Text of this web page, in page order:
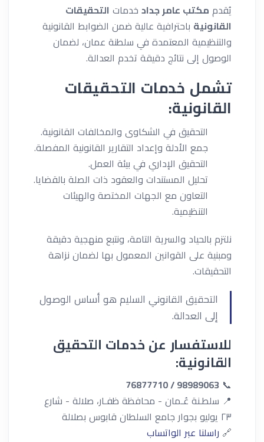
يُقدم مكتب عامر جداد خدمات التحقيقات
القانونية باحترافية عالية ضمن الضوابط القانونية
والتنظيمية المعتمدة في سلطنة عمان، لضمان
الوصول إلى نتائج دقيقة تخدم العدالة.
تشمل خدمات التحقيقات
القانونية:
التحقيق في الشكاوى والمخالفات القانونية.
جمع الأدلة وإعداد التقارير القانونية المفصلة.
التحقيق الإداري في بيئة العمل.
تحليل المستندات والعقود ذات الصلة بالقضايا.
التعاون مع الجهات المختصة والهيئات
التنظيمية.
نلتزم بالحياد والسرية التامة، ونتبع منهجية دقيقة
ومبنية على القوانين المعمول بها لضمان نزاهة
التحقيقات.
التحقيق القانوني السليم هو أساس الوصول
إلى العدالة.
للاستفسار عن خدمات التحقيق
القانونية:
📞
98989063 / 76877710
📍 سلطـنة عُـمان - محافظة ظفـار، صلالة - شارع
٢٣ يوليو بجوار جامع السلطان قابوس بصلالة
🔗 راسلنا عبر الواتساب